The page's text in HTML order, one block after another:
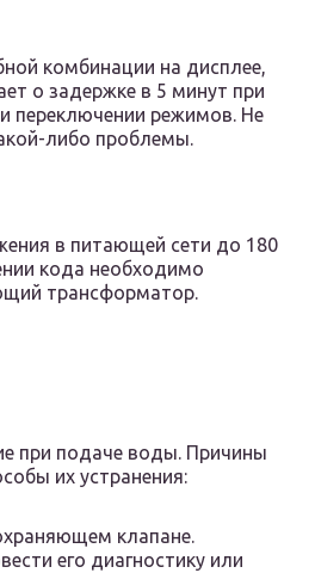
комбинации на дисплее,
о задержке в 5 минут при
переключении режимов. Не
либо проблемы.
в питающей сети до 180
кода необходимо
трансформатор.
при подаче воды. Причины
их устранения:
клапане.
его диагностику или